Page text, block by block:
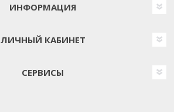
ИНФОРМАЦИЯ
ЛИЧНЫЙ КАБИНЕТ
СЕРВИСЫ